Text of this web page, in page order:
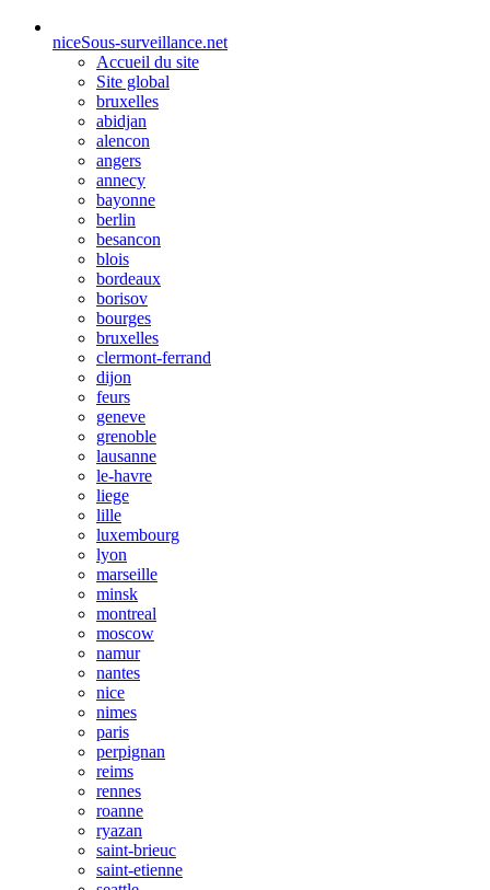
niceSous-surveillance.net
Accueil du site
Site global
bruxelles
abidjan
alencon
angers
annecy
bayonne
berlin
besancon
blois
bordeaux
borisov
bourges
bruxelles
clermont-ferrand
dijon
feurs
geneve
grenoble
lausanne
le-havre
liege
lille
luxembourg
lyon
marseille
minsk
montreal
moscow
namur
nantes
nice
nimes
paris
perpignan
reims
rennes
roanne
ryazan
saint-brieuc
saint-etienne